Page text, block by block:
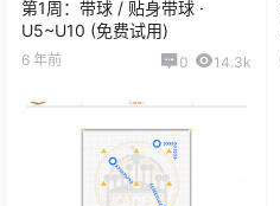
第1周：带球 / 贴身带球 ·
U5~U10 (免费试用)
6 年前 0 14.3k